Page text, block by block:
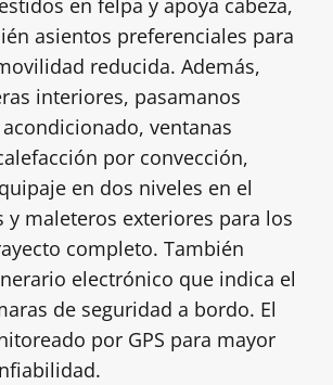
en felpa y apoya cabeza,
asientos preferenciales para
reducida. Además,
interiores, pasamanos
ventanas
por convección,
en dos niveles en el
maleteros exteriores para los
completo. También
electrónico que indica el
de seguridad a bordo. El
por GPS para mayor